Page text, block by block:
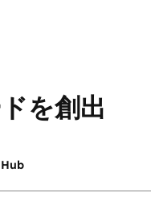
を創出